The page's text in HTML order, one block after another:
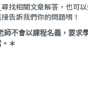
尋找相關文章解答，也可
告訴我們你的問題唷！
師不會以課程名義，要求
＊